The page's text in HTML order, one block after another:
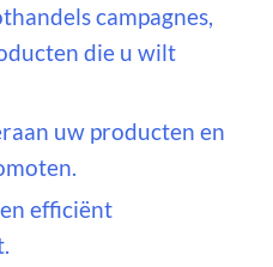
campagnes,
die u wilt
uw producten en
efficiënt